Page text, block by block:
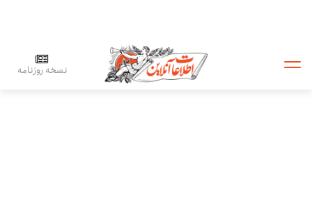
نسخه روزنامه